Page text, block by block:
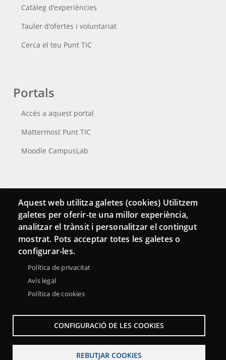
Catàleg d'experiències
Tauler d'ofertes i voluntariat
Cerca el teu Punt TIC
Portals
Accés a aquest portal
Mattermost Punt TIC
Moodle CampusLab
Connecta
Bustia de contacte
Butlletins
Aquest web utilitza galetes (cookies) Utilitzem
galetes per oferir-te una millor experiència,
analitzar el trànsit i personalitzar el contingut
mostrat. Pots acceptar totes les galetes o
configurar-les.
Política de privacitat
Avís legal
Política de cookies
CONFIGURACIÓ DE LES COOKIES
REBUTJAR COOKIES